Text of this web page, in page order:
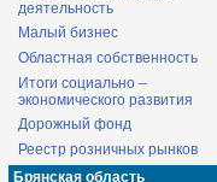
деятельность
Малый бизнес
Областная собственность
Итоги социально –
экономического развития
Дорожный фонд
Реестр розничных рынков
Брянская область